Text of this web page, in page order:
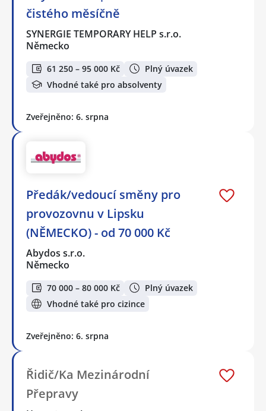
čistého měsíčně
SYNERGIE TEMPORARY HELP s.r.o.
Německo
61 250 – 95 000 Kč
Plný úvazek
Vhodné také pro absolventy
Zveřejněno: 6. srpna
Předák/vedoucí směny pro
provozovnu v Lipsku
(NĚMECKO) - od 70 000 Kč
Abydos s.r.o.
Německo
70 000 – 80 000 Kč
Plný úvazek
Vhodné také pro cizince
Zveřejněno: 6. srpna
Řidič/Ka Mezinárodní
Přepravy